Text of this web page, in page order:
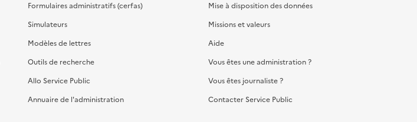
Formulaires administratifs (cerfas)
Simulateurs
Modèles de lettres
Outils de recherche
Allo Service Public
Annuaire de l'administration
Mise à disposition des données
Missions et valeurs
Aide
Vous êtes une administration ?
Vous êtes journaliste ?
Contacter Service Public